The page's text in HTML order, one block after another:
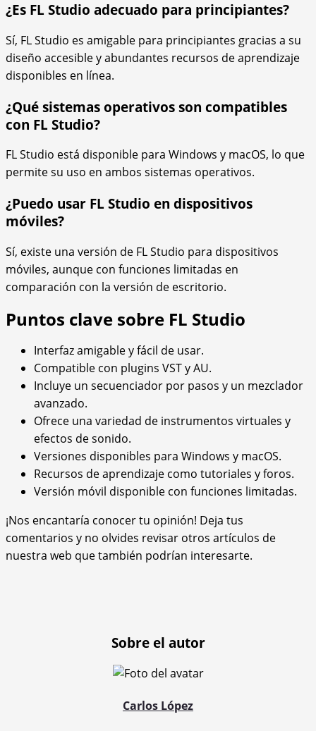
¿Es FL Studio adecuado para principiantes?
Sí, FL Studio es amigable para principiantes gracias a su
diseño accesible y abundantes recursos de aprendizaje
disponibles en línea.
¿Qué sistemas operativos son compatibles
con FL Studio?
FL Studio está disponible para Windows y macOS, lo que
permite su uso en ambos sistemas operativos.
¿Puedo usar FL Studio en dispositivos
móviles?
Sí, existe una versión de FL Studio para dispositivos
móviles, aunque con funciones limitadas en
comparación con la versión de escritorio.
Puntos clave sobre FL Studio
Interfaz amigable y fácil de usar.
Compatible con plugins VST y AU.
Incluye un secuenciador por pasos y un mezclador
avanzado.
Ofrece una variedad de instrumentos virtuales y
efectos de sonido.
Versiones disponibles para Windows y macOS.
Recursos de aprendizaje como tutoriales y foros.
Versión móvil disponible con funciones limitadas.
¡Nos encantaría conocer tu opinión! Deja tus
comentarios y no olvides revisar otros artículos de
nuestra web que también podrían interesarte.
Sobre el autor
Carlos López